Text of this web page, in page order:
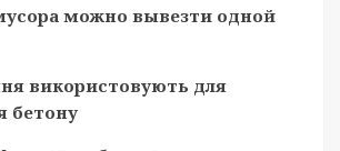
можно вывезти одной
використовують для
бетону